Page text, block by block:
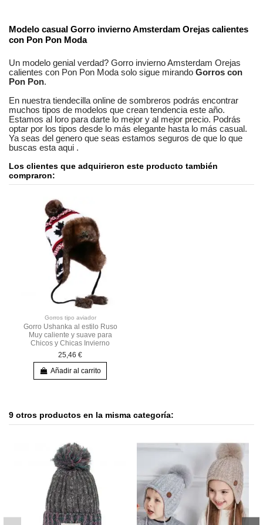
Estilos Informal
Genero
Modelo casual Gorro invierno Amsterdam Orejas calientes
con Pon Pon Moda
Un modelo genial verdad? Gorro invierno Amsterdam Orejas
calientes con Pon Pon Moda solo sigue mirando Gorros con
Pon Pon.
En nuestra tiendecilla online de sombreros podrás encontrar
muchos tipos de modelos que crean tendencia este año.
Estamos al loro para darte lo mejor y al mejor precio. Podrás
optar por los tipos desde lo más elegante hasta lo más casual.
Ya seas del genero que seas estamos seguros de que lo que
buscas esta aqui .
Los clientes que adquirieron este producto también
compraron:
Gorros tipo aviador
Gorro Ushanka al estilo Ruso
Muy caliente y suave para
Chicos y Chicas Invierno
25,46 €
Añadir al carrito
9 otros productos en la misma categoría: